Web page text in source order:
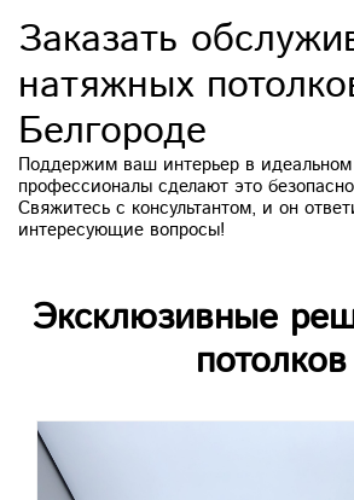
Заказать
натяжных
Белгороде
Поддержим ваш интерьер в
профессионалы сделают это
Свяжитесь с консультантом, и он
интересующие вопросы!
Эксклюзивные
потолков